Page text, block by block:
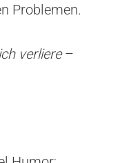
Problemen.
verliere–